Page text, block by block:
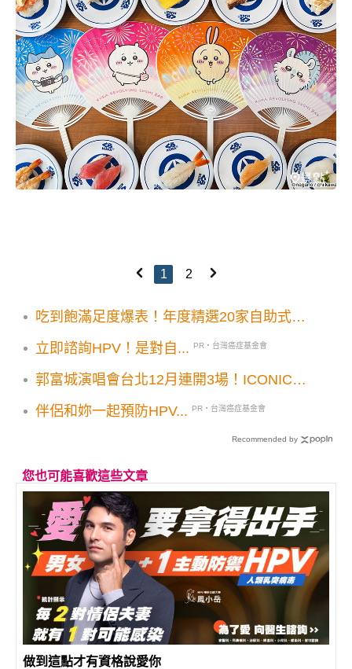
1 2
吃到飽滿足度爆表！年度精選20家自助式美
立即諮詢HPV！是對自...
PR・台灣癌症基金會
郭富城演唱會台北12月連開3場！ICONIC世
伴侶和妳一起預防HPV...
PR・台灣癌症基金會
Recommended by
您也可能喜歡這些文章
做到這點才有資格說愛你